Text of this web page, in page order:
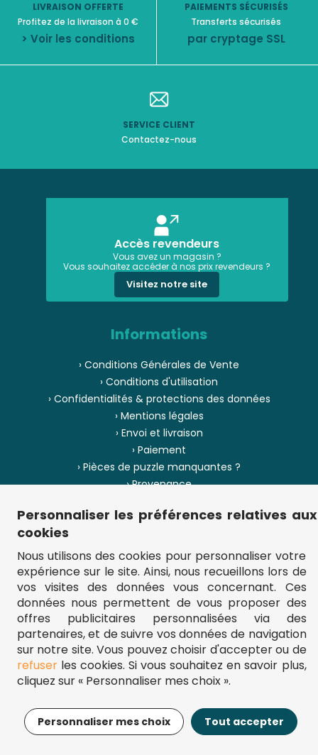
13,95€ Ajouter au panier
LIVRAISON OFFERTE
Profitez de la livraison à 0 €
> Voir les conditions
PAIEMENTS SÉCURISÉS
Transferts sécurisés
par cryptage SSL
SERVICE CLIENT
Contactez-nous
Accès revendeurs
Vous avez un magasin ?
Vous souhaitez accéder à nos prix revendeurs ?
Visitez notre site
Informations
› Conditions Générales de Vente
› Conditions d'utilisation
› Confidentialités & protections des données
› Mentions légales
› Envoi et livraison
› Paiement
› Pièces de puzzle manquantes ?
› Provenance
› Plan du site
** Frais d'envoi = 6,95 € (France) / gratuit à partir de 45 €.
fou-de-puzzle.com : le site référence pour acheter des puzzles de
qualité à bon prix.
© Fou-de-puzzle.com 2011 - 2026
Personnaliser les préférences relatives aux
cookies
Nous utilisons des cookies pour personnaliser votre
expérience sur le site. Ainsi, nous recueillons lors de
vos visites des données vous concernant. Ces
données nous permettent de vous proposer des
offres publicitaires personnalisées via des
partenaires, et de suivre vos données de navigation
sur notre site. Vous pouvez choisir d'accepter ou de
refuserles cookies. Si vous souhaitez en savoir plus,
cliquez sur « Personnaliser mes choix ».
Personnaliser mes choix Tout accepter